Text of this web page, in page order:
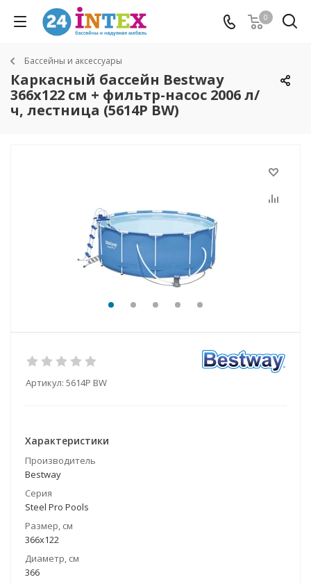
0
Бассейны и аксессуары
Каркасный бассейн Bestway
366х122 см + фильтр-насос 2006 л/
ч, лестница (5614P BW)
Артикул: 5614P BW
Характеристики
Производитель
Bestway
Серия
Steel Pro Pools
Размер, см
366x122
Диаметр, см
366